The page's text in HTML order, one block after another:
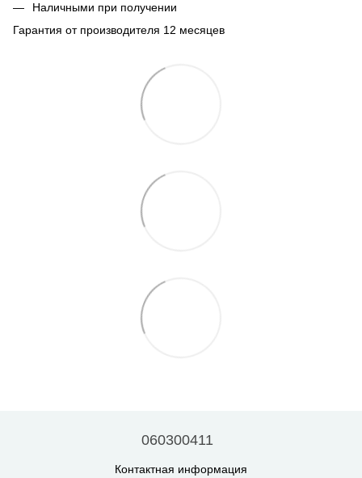
Наличными при получении
Гарантия от производителя 12 месяцев
060300411
Контактная информация